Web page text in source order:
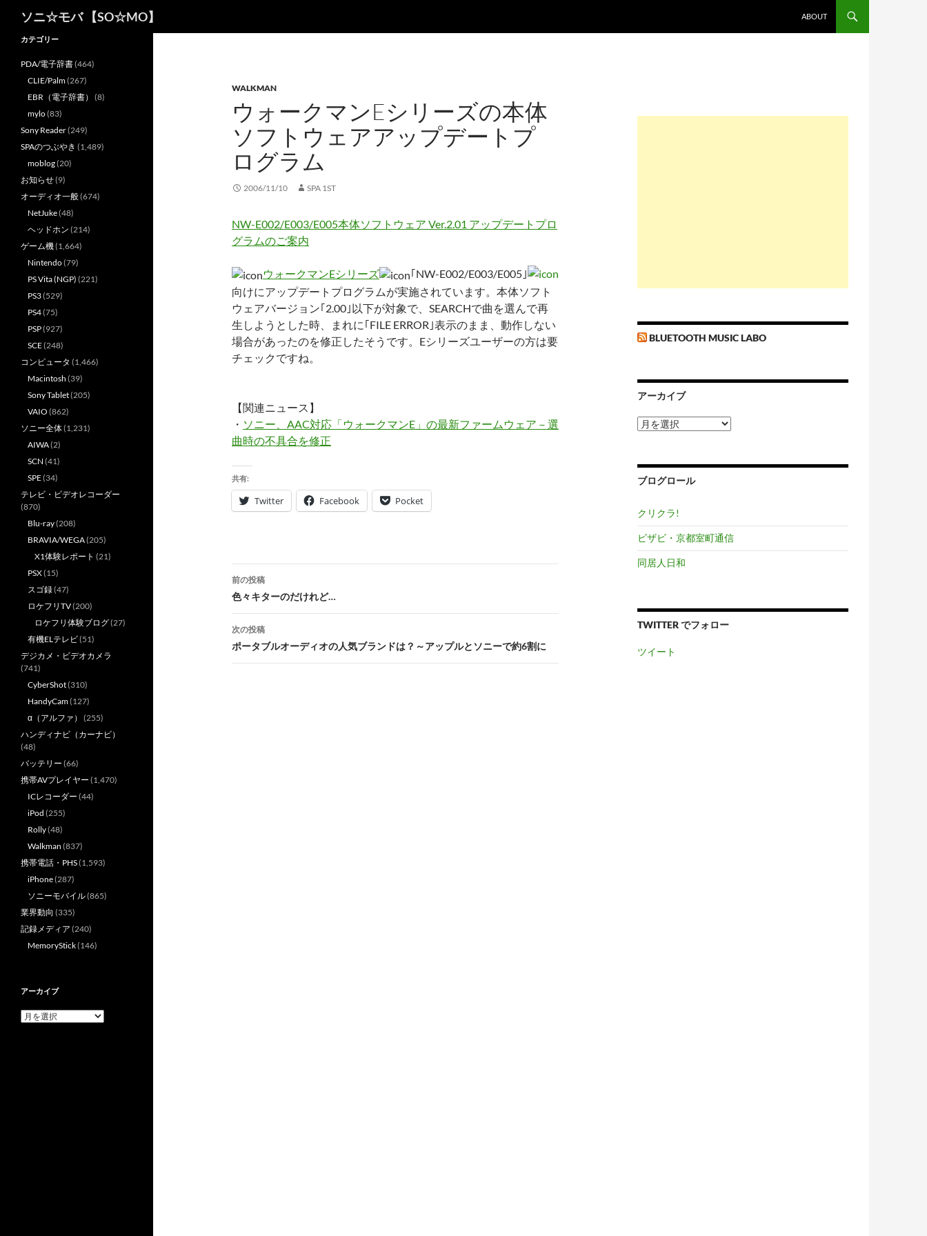
ソニ☆モバ 【SO☆MO】
ABOUT
WALKMAN
ウォークマンEシリーズの本体
ソフトウェアアップデートプ
ログラム
2006/11/10 SPA 1ST
NW-E002/E003/E005本体ソフトウェア Ver.2.01 アップデートプロ
グラムのご案内
ウォークマンEシリーズ
｢NW-E002/E003/E005｣
向けにアップデートプログラムが実施されています。本体ソフト
ウェアバージョン｢2.00｣以下が対象で、SEARCHで曲を選んで再
生しようとした時、まれに｢FILE ERROR｣表示のまま、動作しない
場合があったのを修正したそうです。Eシリーズユーザーの方は要
チェックですね。
【関連ニュース】
・ ソニー、AAC対応「ウォークマンE」の最新ファームウェア－選
曲時の不具合を修正
共有:
Twitter Facebook Pocket
投
稿
ナ
ビ
ゲ
前の投稿
色々キターのだけれど…
次の投稿
ポータブルオーディオの人気ブランドは？～アップルとソニーで約6割に
BLUETOOTH MUSIC LABO
アーカイブ
ア
ー
ブ
ブログロール
クリクラ!
ビザビ・京都室町通信
同居人日和
TWITTER でフォロー
ツイート
カテゴリー
PDA/電子辞書(464)
CLIE/Palm(267)
EBR（電子辞書） (8)
mylo(83)
Sony Reader(249)
SPAのつぶやき (1,489)
moblog(20)
お知らせ(9)
オーディオ一般(674)
NetJuke(48)
ヘッドホン (214)
ゲーム機(1,664)
Nintendo(79)
PS Vita (NGP) (221)
PS3(529)
PS4(75)
PSP(927)
SCE(248)
コンピュータ (1,466)
Macintosh (39)
Sony Tablet(205)
VAIO (862)
ソニー全体(1,231)
AIWA(2)
SCN (41)
SPE(34)
テレビ・ビデオレコーダー
(870)
Blu-ray(208)
BRAVIA/WEGA(205)
X1体験レポート (21)
PSX(15)
スゴ録(47)
ロケフリTV(200)
ロケフリ体験ブログ(27)
有機ELテレビ(51)
デジカメ・ビデオカメラ
(741)
CyberShot(310)
HandyCam(127)
α（アルファ） (255)
ハンディナビ（カーナビ）
(48)
バッテリー (66)
携帯AVプレイヤー (1,470)
ICレコーダー (44)
iPod (255)
Rolly(48)
Walkman (837)
携帯電話・PHS(1,593)
iPhone(287)
ソニーモバイル(865)
業界動向 (335)
記録メディア (240)
MemoryStick(146)
アーカイブ
ア